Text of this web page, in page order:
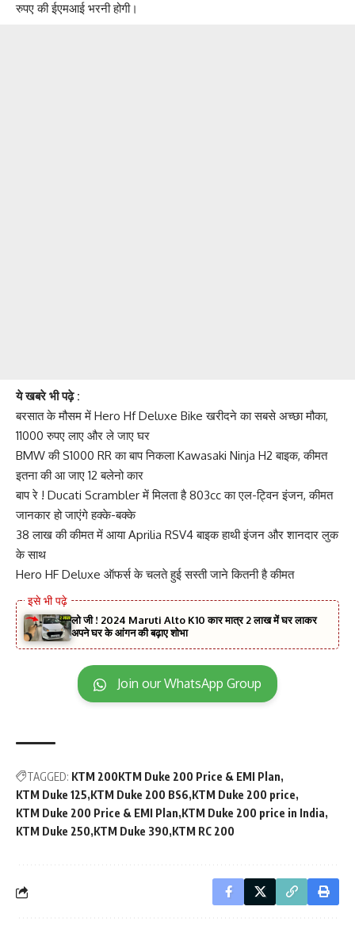
रुपए की ईएमआई भरनी होगी।
ये खबरे भी पढ़े :
बरसात के मौसम में Hero Hf Deluxe Bike खरीदने का सबसे अच्छा मौका,
11000 रुपए लाए और ले जाए घर
BMW की S1000 RR का बाप निकला Kawasaki Ninja H2 बाइक, कीमत
इतना की आ जाए 12 बलेनो कार
बाप रे ! Ducati Scrambler में मिलता है 803cc का एल-ट्विन इंजन, कीमत
जानकार हो जाएंगे हक्के-बक्के
38 लाख की कीमत में आया Aprilia RSV4 बाइक हाथी इंजन और शानदार लुक
के साथ
Hero HF Deluxe ऑफर्स के चलते हुई सस्ती जाने कितनी है कीमत
लो जी ! 2024 Maruti Alto K10 कार मात्र 2 लाख में घर लाकर
अपने घर के आंगन की बढ़ाए शोभा
Join our WhatsApp Group
TAGGED: KTM 200KTM Duke 200 Price & EMI Plan
KTM Duke 125 KTM Duke 200 BS6 KTM Duke 200 price
KTM Duke 200 Price & EMI Plan KTM Duke 200 price in India
KTM Duke 250 KTM Duke 390 KTM RC 200